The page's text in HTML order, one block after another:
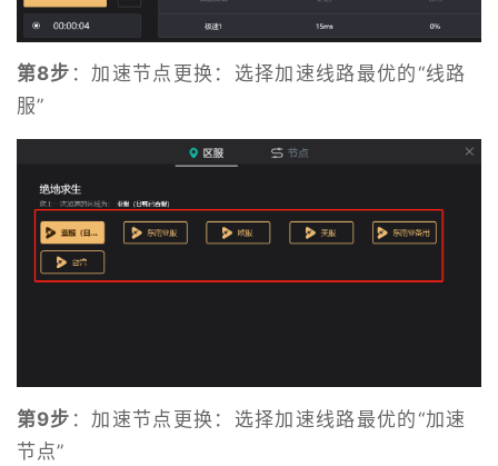
第8步 ：加速节点更换：选择加速线路最优的“线路
服”
第9步 ：加速节点更换：选择加速线路最优的“加速
节点”